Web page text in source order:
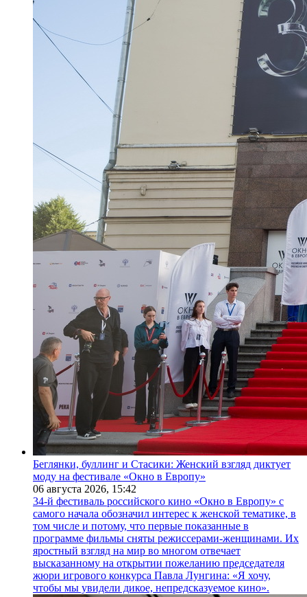
Беглянки, буллинг и Стасики: Женский взгляд диктует
моду на фестивале «Окно в Европу»
06 августа 2026, 15:42
34-й фестиваль российского кино «Окно в Европу» с
самого начала обозначил интерес к женской тематике, в
том числе и потому, что первые показанные в
программе фильмы сняты режиссерами-женщинами. Их
яростный взгляд на мир во многом отвечает
высказанному на открытии пожеланию председателя
жюри игрового конкурса Павла Лунгина: «Я хочу,
чтобы мы увидели дикое, непредсказуемое кино».